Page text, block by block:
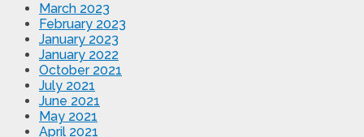
March 2023
February 2023
January 2023
January 2022
October 2021
July 2021
June 2021
May 2021
April 2021